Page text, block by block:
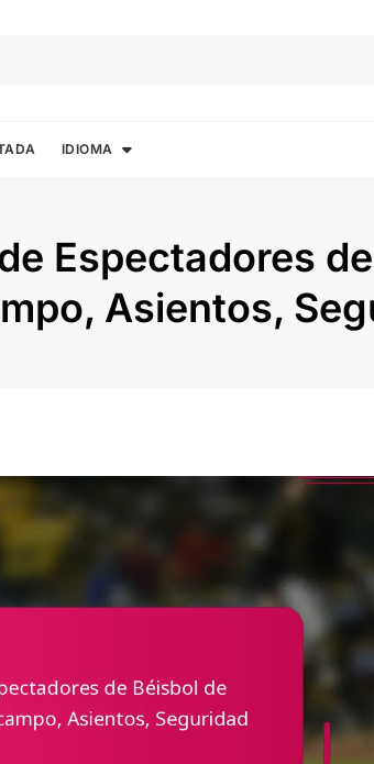
IDIOMA
Espectadores
Asientos,